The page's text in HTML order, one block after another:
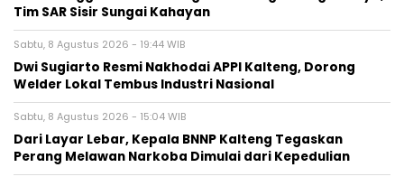
Tim SAR Sisir Sungai Kahayan
Sabtu, 8 Agustus 2026 - 19:44 WIB
Dwi Sugiarto Resmi Nakhodai APPI Kalteng, Dorong
Welder Lokal Tembus Industri Nasional
Sabtu, 8 Agustus 2026 - 15:04 WIB
Dari Layar Lebar, Kepala BNNP Kalteng Tegaskan
Perang Melawan Narkoba Dimulai dari Kepedulian